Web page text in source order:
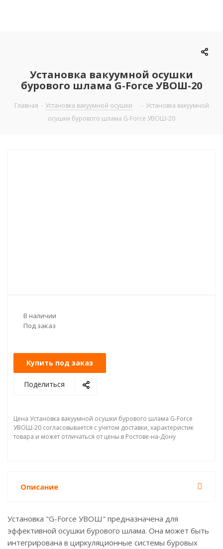
Установка вакуумной осушки
бурового шлама G-Force УВОШ-20
Главная - Установка вакуумной осушки - Установка вакуумной
осушки бурового шлама G-Force УВОШ-20
В наличии
Под заказ
Купить под заказ
Поделиться
Цена Установка вакуумной осушки бурового шлама G-Force
УВОШ-20 согласовывается с учетом доставки, характеристик
товара и может отличаться от цены в Ростове-на-Дону
Описание
Установка "G-Force УВОШ" предназначена для
эффективной осушки бурового шлама. Она может быть
интегрирована в циркуляционные системы буровых